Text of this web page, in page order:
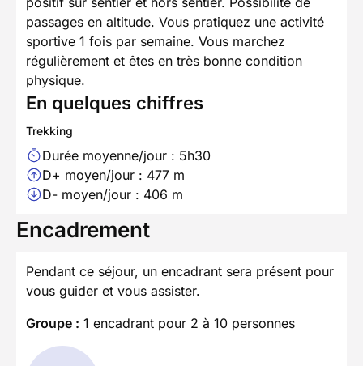
passages en altitude. Vous pratiquez une activité
sportive 1 fois par semaine. Vous marchez
régulièrement et êtes en très bonne condition
physique.
En quelques chiffres
Trekking
Durée moyenne/jour : 5h30
D+ moyen/jour : 477 m
D- moyen/jour : 406 m
Encadrement
Pendant ce séjour, un encadrant sera présent pour
vous guider et vous assister.
Groupe : 1 encadrant pour 2 à 10 personnes